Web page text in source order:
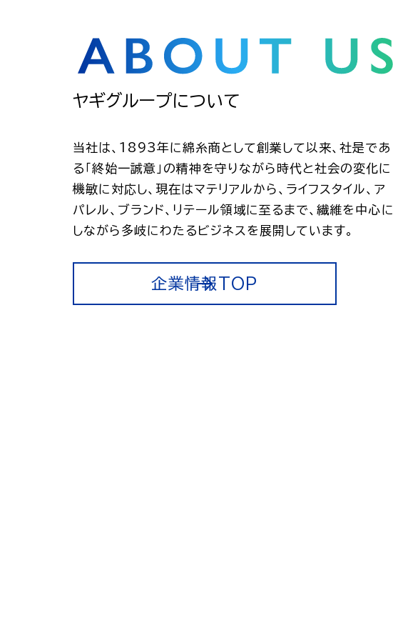
ヤギグループについて
当社は、1893年に綿糸商として創業して以来、社是であ
る「終始一誠意」の精神を守りながら時代と社会の変化に
機敏に対応し、現在はマテリアルから、ライフスタイル、ア
パレル、ブランド、リテール領域に至るまで、繊維を中心に
しながら多岐にわたるビジネスを展開しています。
企業情報TOP